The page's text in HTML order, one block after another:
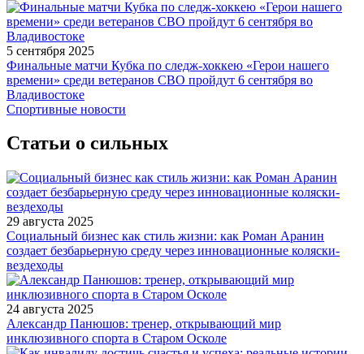
5 сентября 2025
Финальные матчи Кубка по следж-хоккею «Герои нашего
времени» среди ветеранов СВО пройдут 6 сентября во
Владивостоке
Спортивные новости
Статьи о сильных
29 августа 2025
Социальный бизнес как стиль жизни: как Роман Аранин
создает безбарьерную среду через инновационные коляски-
вездеходы
24 августа 2025
Александр Панюшов: тренер, открывающий мир
инклюзивного спорта в Старом Осколе